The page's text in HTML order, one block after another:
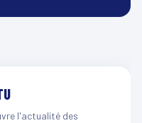
l'actualité des